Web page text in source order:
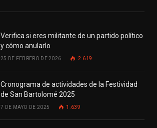
Verifica si eres militante de un partido político
y cómo anularlo
25 DE FEBRERO DE 2026 2.619
Cronograma de actividades de la Festividad
de San Bartolomé 2025
7 DE MAYO DE 2025 1.639